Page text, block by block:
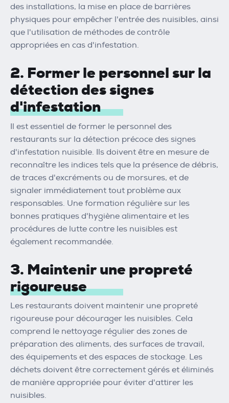
des installations, la mise en place de barrières
physiques pour empêcher l'entrée des nuisibles, ainsi
que l'utilisation de méthodes de contrôle
appropriées en cas d'infestation.
2. Former le personnel sur la
détection des signes
d'infestation
Il est essentiel de former le personnel des
restaurants sur la détection précoce des signes
d'infestation nuisible. Ils doivent être en mesure de
reconnaître les indices tels que la présence de débris,
de traces d'excréments ou de morsures, et de
signaler immédiatement tout problème aux
responsables. Une formation régulière sur les
bonnes pratiques d'hygiène alimentaire et les
procédures de lutte contre les nuisibles est
également recommandée.
3. Maintenir une propreté
rigoureuse
Les restaurants doivent maintenir une propreté
rigoureuse pour décourager les nuisibles. Cela
comprend le nettoyage régulier des zones de
préparation des aliments, des surfaces de travail,
des équipements et des espaces de stockage. Les
déchets doivent être correctement gérés et éliminés
de manière appropriée pour éviter d'attirer les
nuisibles.